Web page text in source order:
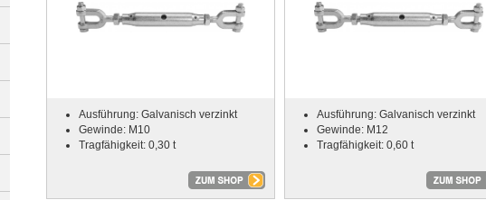
Ausführung: Galvanisch verzinkt
Gewinde: M10
Tragfähigkeit: 0,30 t
Ausführung: Galvanisch verzinkt
Gewinde: M12
Tragfähigkeit: 0,60 t